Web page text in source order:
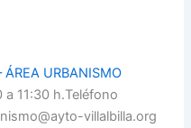
ÁREA URBANISMO
a 11:30 h.Teléfono
villalbilla.org